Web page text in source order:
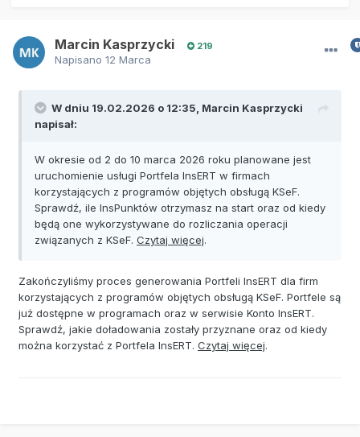
Marcin Kasprzycki 219
Napisano 12 Marca
W dniu 19.02.2026 o 12:35, Marcin Kasprzycki
napisał:
W okresie od 2 do 10 marca 2026 roku planowane jest
uruchomienie usługi Portfela InsERT w firmach
korzystających z programów objętych obsługą KSeF.
Sprawdź, ile InsPunktów otrzymasz na start oraz od kiedy
będą one wykorzystywane do rozliczania operacji
związanych z KSeF. Czytaj więcej.
Zakończyliśmy proces generowania Portfeli InsERT dla firm
korzystających z programów objętych obsługą KSeF. Portfele są
już dostępne w programach oraz w serwisie Konto InsERT.
Sprawdź, jakie doładowania zostały przyznane oraz od kiedy
można korzystać z Portfela InsERT. Czytaj więcej.